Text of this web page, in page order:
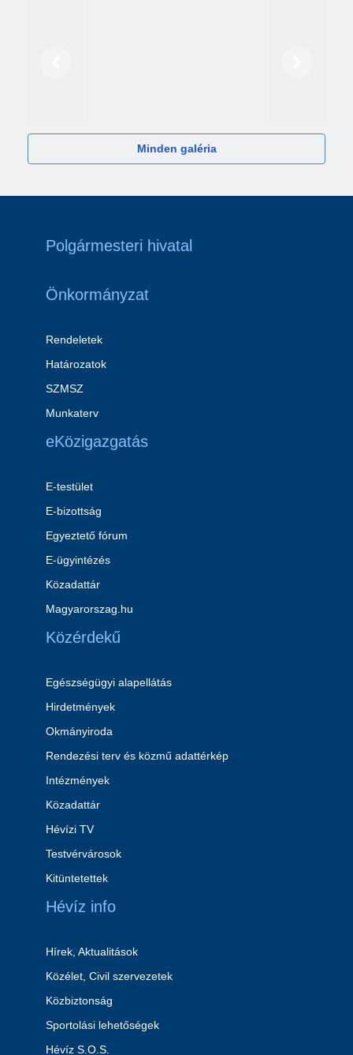
Minden galéria
Polgármesteri hivatal
Önkormányzat
Rendeletek
Határozatok
SZMSZ
Munkaterv
eKözigazgatás
E-testület
E-bizottság
Egyeztető fórum
E-ügyintézés
Közadattár
Magyarorszag.hu
Közérdekű
Egészségügyi alapellátás
Hirdetmények
Okmányiroda
Rendezési terv és közmű adattérkép
Intézmények
Közadattár
Hévízi TV
Testvérvárosok
Kitüntetettek
Hévíz info
Hírek, Aktualitások
Közélet, Civil szervezetek
Közbiztonság
Sportolási lehetőségek
Hévíz S.O.S.